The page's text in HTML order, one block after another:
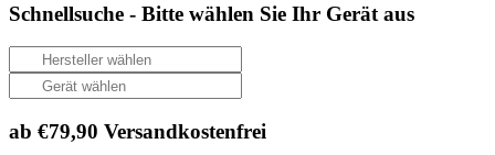
Schnellsuche - Bitte wählen Sie Ihr Gerät aus
ab €79,90 Versandkostenfrei